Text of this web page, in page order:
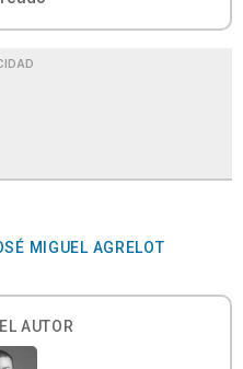
MIGUEL AGRELOT
AUTOR